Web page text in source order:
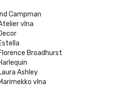
Campman
vlna
Broadhurst
Ashley
vlna